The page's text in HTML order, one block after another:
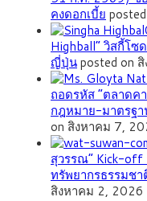
คงดอกเบี้ย
Highball” วิสกี้โ
ญี่ปุ่นposted on
ถอดรหัส “ตลาดค
กฎหมาย-มาตรฐา
on สิงหาคม 7,
สุวรรณ” Kick-
ทรัพยากรธรรมช
สิงหาคม 2, 2026